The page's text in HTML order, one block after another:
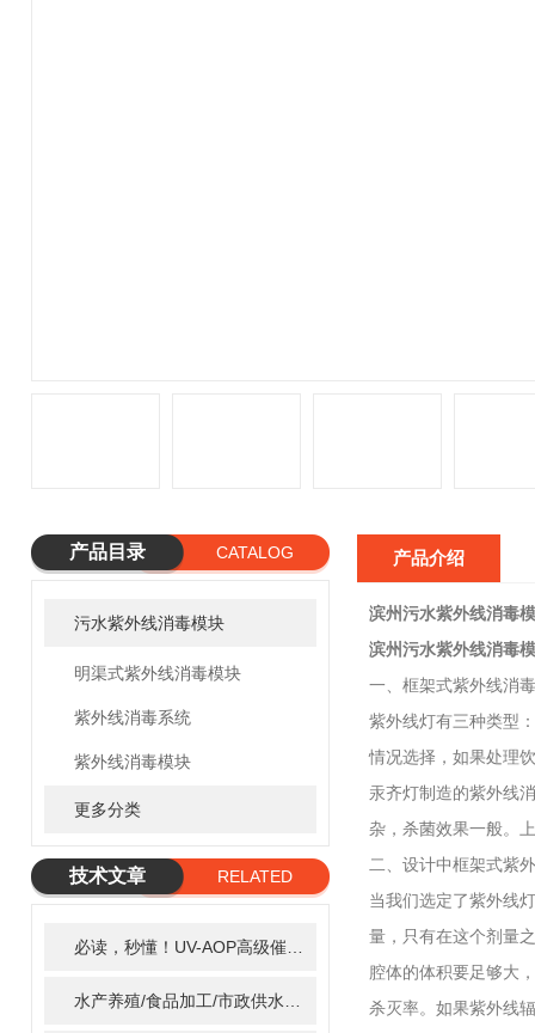
产品目录 CATALOG
污水紫外线消毒模块
明渠式紫外线消毒模块
紫外线消毒系统
紫外线消毒模块
更多分类
技术文章
RELATED
产品介绍
滨州污水紫外线消毒
滨州污水紫外线消毒
一、框架式紫外线消
紫外线灯有三种类型
情况选择，如果处理
汞齐灯制造的紫外线
杂，杀菌效果一般。
二、设计中框架式紫
当我们选定了紫外线
量，只有在这个剂量
腔体的体积要足够大
杀灭率。如果紫外线